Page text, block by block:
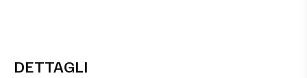
DETTAGLI